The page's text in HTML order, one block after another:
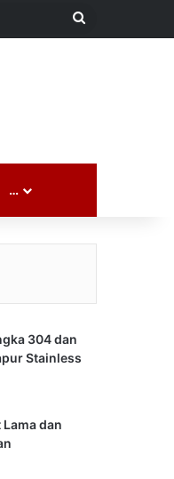
Search
…
304 dan
Stainless
dan